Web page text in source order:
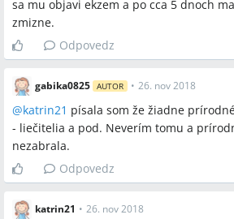
dostupná náhrada za Skin‑Cap.
Probiotiká a vnútorné prístupy
intolerancií, súkromné krvné testy) sú
Sporné názory
Niektoré príspevky tvrdia, že
obsahovali neoznačené kortikoidy
zatiaľ čo veľká časť používateľov hlási
Kokosový olej je popisovaný ako
sa mu objavi ekzem a po cca 5 dnoch
zmizne.
Odpovedz
gabika0825 AUTOR • 26. nov 2018
@katrin21 písala som že žiadne
- liečitelia a pod. Neverím tomu a
nezabrala.
Odpovedz
katrin21 • 26. nov 2018